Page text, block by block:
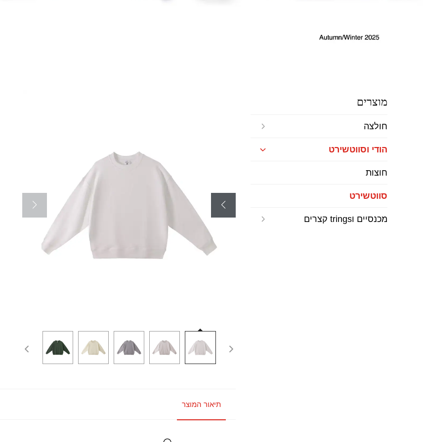
מוצרים
חולצה
הודי וסווטשירט
חוצות
סווטשירט
מכנסיים וtrings קצרים
תיאור המוצר